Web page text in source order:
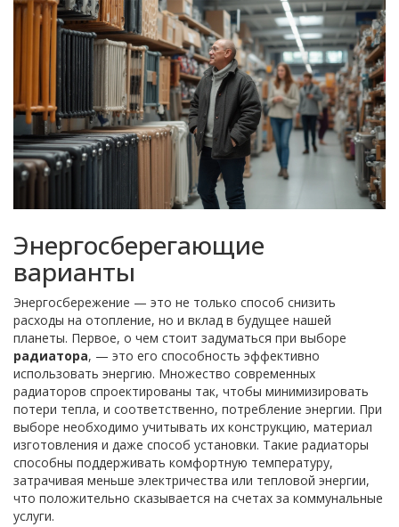
Энергосберегающие
варианты
Энергосбережение — это не только способ снизить
расходы на отопление, но и вклад в будущее нашей
планеты. Первое, о чем стоит задуматься при выборе
радиатора, — это его способность эффективно
использовать энергию. Множество современных
радиаторов спроектированы так, чтобы минимизировать
потери тепла, и соответственно, потребление энергии. При
выборе необходимо учитывать их конструкцию, материал
изготовления и даже способ установки. Такие радиаторы
способны поддерживать комфортную температуру,
затрачивая меньше электричества или тепловой энергии,
что положительно сказывается на счетах за коммунальные
услуги.